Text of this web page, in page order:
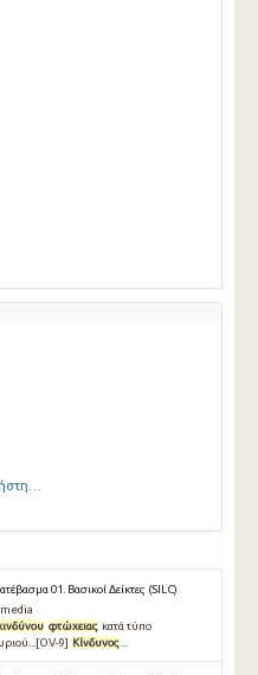
01. Βασικοί Δείκτες (SILC)
φτώχειας κατά τύπο
9] Κίνδυνος...